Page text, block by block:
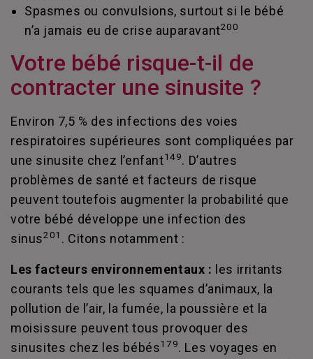
Spasmes ou convulsions, surtout si le bébé
n’a jamais eu de crise auparavant200
Votre bébé risque-t-il de
contracter une sinusite ?
Environ 7,5 % des infections des voies
respiratoires supérieures sont compliquées par
une sinusite chez l’enfant149. D’autres
problèmes de santé et facteurs de risque
peuvent toutefois augmenter la probabilité que
votre bébé développe une infection des
sinus201 . Citons notamment :
Les facteurs environnementaux : les irritants
courants tels que les squames d’animaux, la
pollution de l’air, la fumée, la poussière et la
moisissure peuvent tous provoquer des
sinusites chez les bébés179. Les voyages en